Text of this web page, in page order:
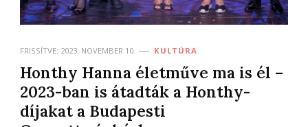
FRISSÍTVE: 2023. NOVEMBER 10. KULTÚRA
Honthy Hanna életműve ma is él –
2023-ban is átadták a Honthy-
díjakat a Budapesti